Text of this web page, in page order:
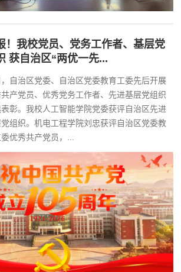
！我校党员、党务工作者、基层党
获自治区“两优一先...
自治区党委、自治区党委教育工委先后开展
产党员、优秀党务工作者、先进基层党组织
彰。我校人工智能学院党委获评自治区先进
组织。机电工程学院刘忠获评自治区党委教
优秀共产党员，...